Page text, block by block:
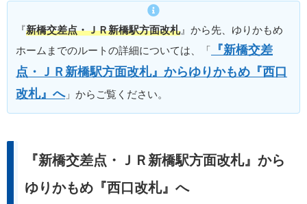
『新橋交差点・ＪＲ新橋駅方面改札』から先、ゆりかもめ
ホームまでのルートの詳細については、「
『新橋交差
点・ＪＲ新橋駅方面改札』からゆりかもめ『西口
改札』へ」からご覧ください。
『新橋交差点・ＪＲ新橋駅方面改札』から
ゆりかもめ『西口改札』へ